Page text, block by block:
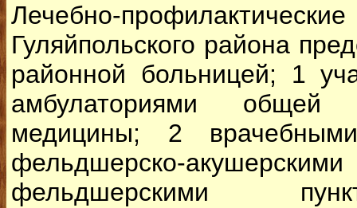
Лечебно-
Гуляйпольского района
районной больницей; 1
амбулаториями общей
медицины; 2
фельдшерско-
фельдшерскими